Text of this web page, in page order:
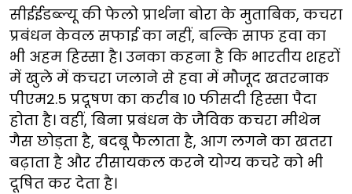
सीईईडब्ल्यू की फेलो प्रार्थना बोरा के मुताबिक, कचरा
प्रबंधन केवल सफाई का नहीं, बल्कि साफ हवा का
भी अहम हिस्सा है। उनका कहना है कि भारतीय शहरों
में खुले में कचरा जलाने से हवा में मौजूद खतरनाक
पीएम2.5 प्रदूषण का करीब 10 फीसदी हिस्सा पैदा
होता है। वहीं, बिना प्रबंधन के जैविक कचरा मीथेन
गैस छोड़ता है, बदबू फैलाता है, आग लगने का खतरा
बढ़ाता है और रीसायकल करने योग्य कचरे को भी
दूषित कर देता है।